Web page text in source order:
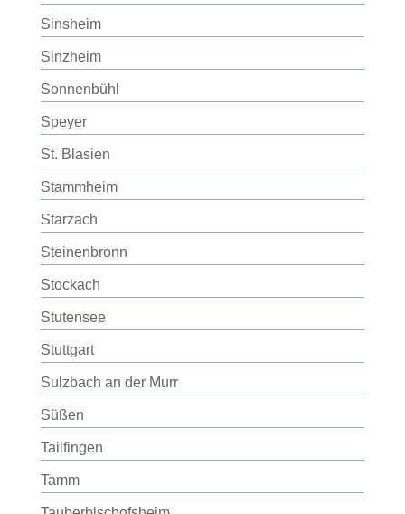
Sinsheim
Sinzheim
Sonnenbühl
Speyer
St. Blasien
Stammheim
Starzach
Steinenbronn
Stockach
Stutensee
Stuttgart
Sulzbach an der Murr
Süßen
Tailfingen
Tamm